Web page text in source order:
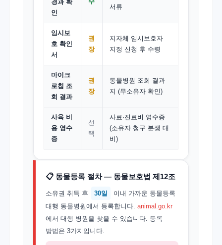
경과 확
인
서류
임시보
호 확인
서
권
장
지자체 임시보호자
지정 신청 후 수령
마이크
로칩 조
회 결과
권
장
동물병원 조회 결과
지 (무소유자 확인)
사육 비
용 영수
증
선
택
사료·진료비 영수증
(소유자 청구 분쟁 대
비)
📋 동물등록 절차 — 동물보호법 제12조
소유권 취득 후 30일
이내 가까운 동물등록
대행 동물병원에서 등록합니다. animal.go.kr
에서 대행 병원을 찾을 수 있습니다. 등록
방법은 3가지입니다.